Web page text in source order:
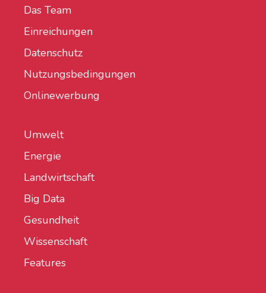
Das Team
Einreichungen
Datenschutz
Nutzungsbedingungen
Onlinewerbung
Umwelt
Energie
Landwirtschaft
Big Data
Gesundheit
Wissenschaft
Features